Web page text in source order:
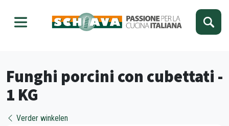
Funghi porcini con cubettati -
1 KG
Verder winkelen